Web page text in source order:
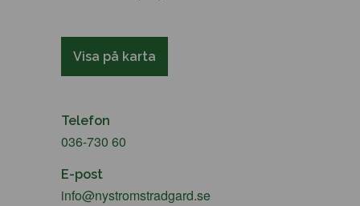
Visa på karta
Telefon
036-730 60
E-post
info@nystromstradgard.se